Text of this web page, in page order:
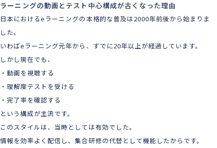
ーニングの動画とテスト中心構成が古くなった理由
日本におけるeラーニングの本格的な普及は2000年前後から始まりま
した。
いわばeラーニング元年から、すでに20年以上が経過しています。
しかし現在でも、
・動画を視聴する
・理解度テストを受ける
・完了率を確認する
という構成が主流です。
このスタイルは、当時としては有効でした。
情報を効率よく配信し、集合研修の代替として機能したからです。